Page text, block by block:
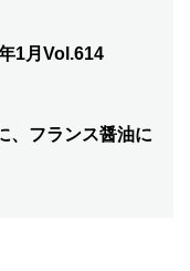
1月Vol.614
、フランス醤油に